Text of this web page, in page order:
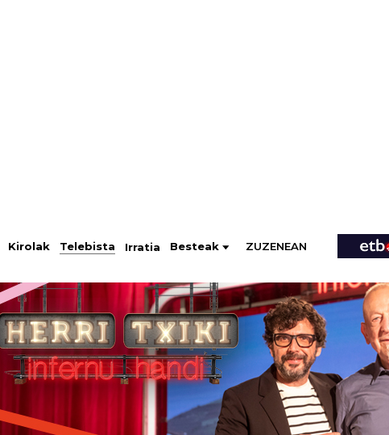
Kirolak Telebista Irratia Besteak ZUZENEAN